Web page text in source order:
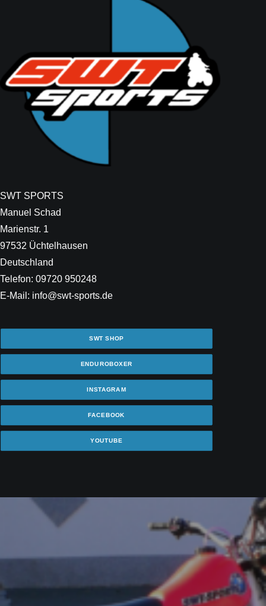
SWT SPORTS
Manuel Schad
Marienstr. 1
97532 Üchtelhausen
Deutschland
Telefon: 09720 950248
E-Mail: info@swt-sports.de
SWT SHOP
ENDUROBOXER
INSTAGRAM
FACEBOOK
YOUTUBE